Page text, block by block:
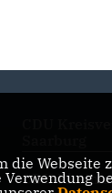
CDU
die